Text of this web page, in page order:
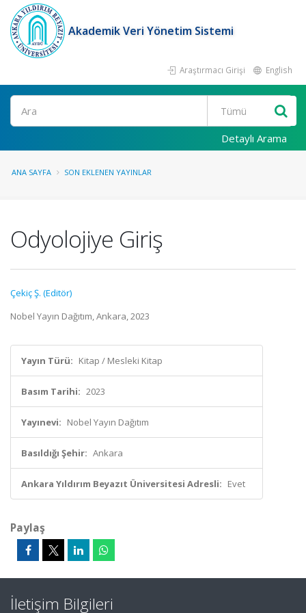
Akademik Veri Yönetim Sistemi
Araştırmacı Girişi English
Ara
Detaylı Arama
ANA SAYFA SON EKLENEN YAYINLAR
Odyolojiye Giriş
Çekiç Ş. (Editör)
Nobel Yayın Dağıtım, Ankara, 2023
Yayın Türü: Kitap / Mesleki Kitap
Basım Tarihi: 2023
Yayınevi: Nobel Yayın Dağıtım
Basıldığı Şehir: Ankara
Ankara Yıldırım Beyazıt Üniversitesi Adresli: Evet
Paylaş
İletişim Bilgileri